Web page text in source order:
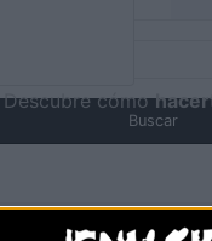
Descubre cómo